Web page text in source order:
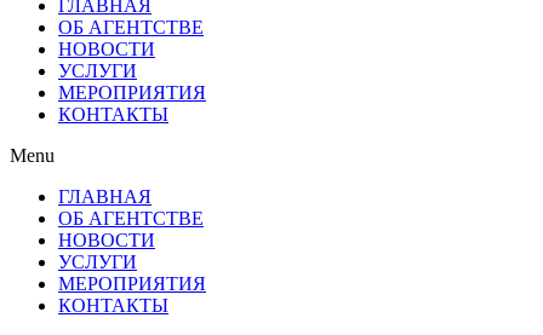
ГЛАВНАЯ
ОБ АГЕНТСТВЕ
НОВОСТИ
УСЛУГИ
МЕРОПРИЯТИЯ
КОНТАКТЫ
Menu
ГЛАВНАЯ
ОБ АГЕНТСТВЕ
НОВОСТИ
УСЛУГИ
МЕРОПРИЯТИЯ
КОНТАКТЫ